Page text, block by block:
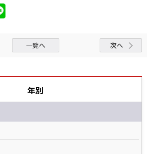
一覧へ 次へ
年別